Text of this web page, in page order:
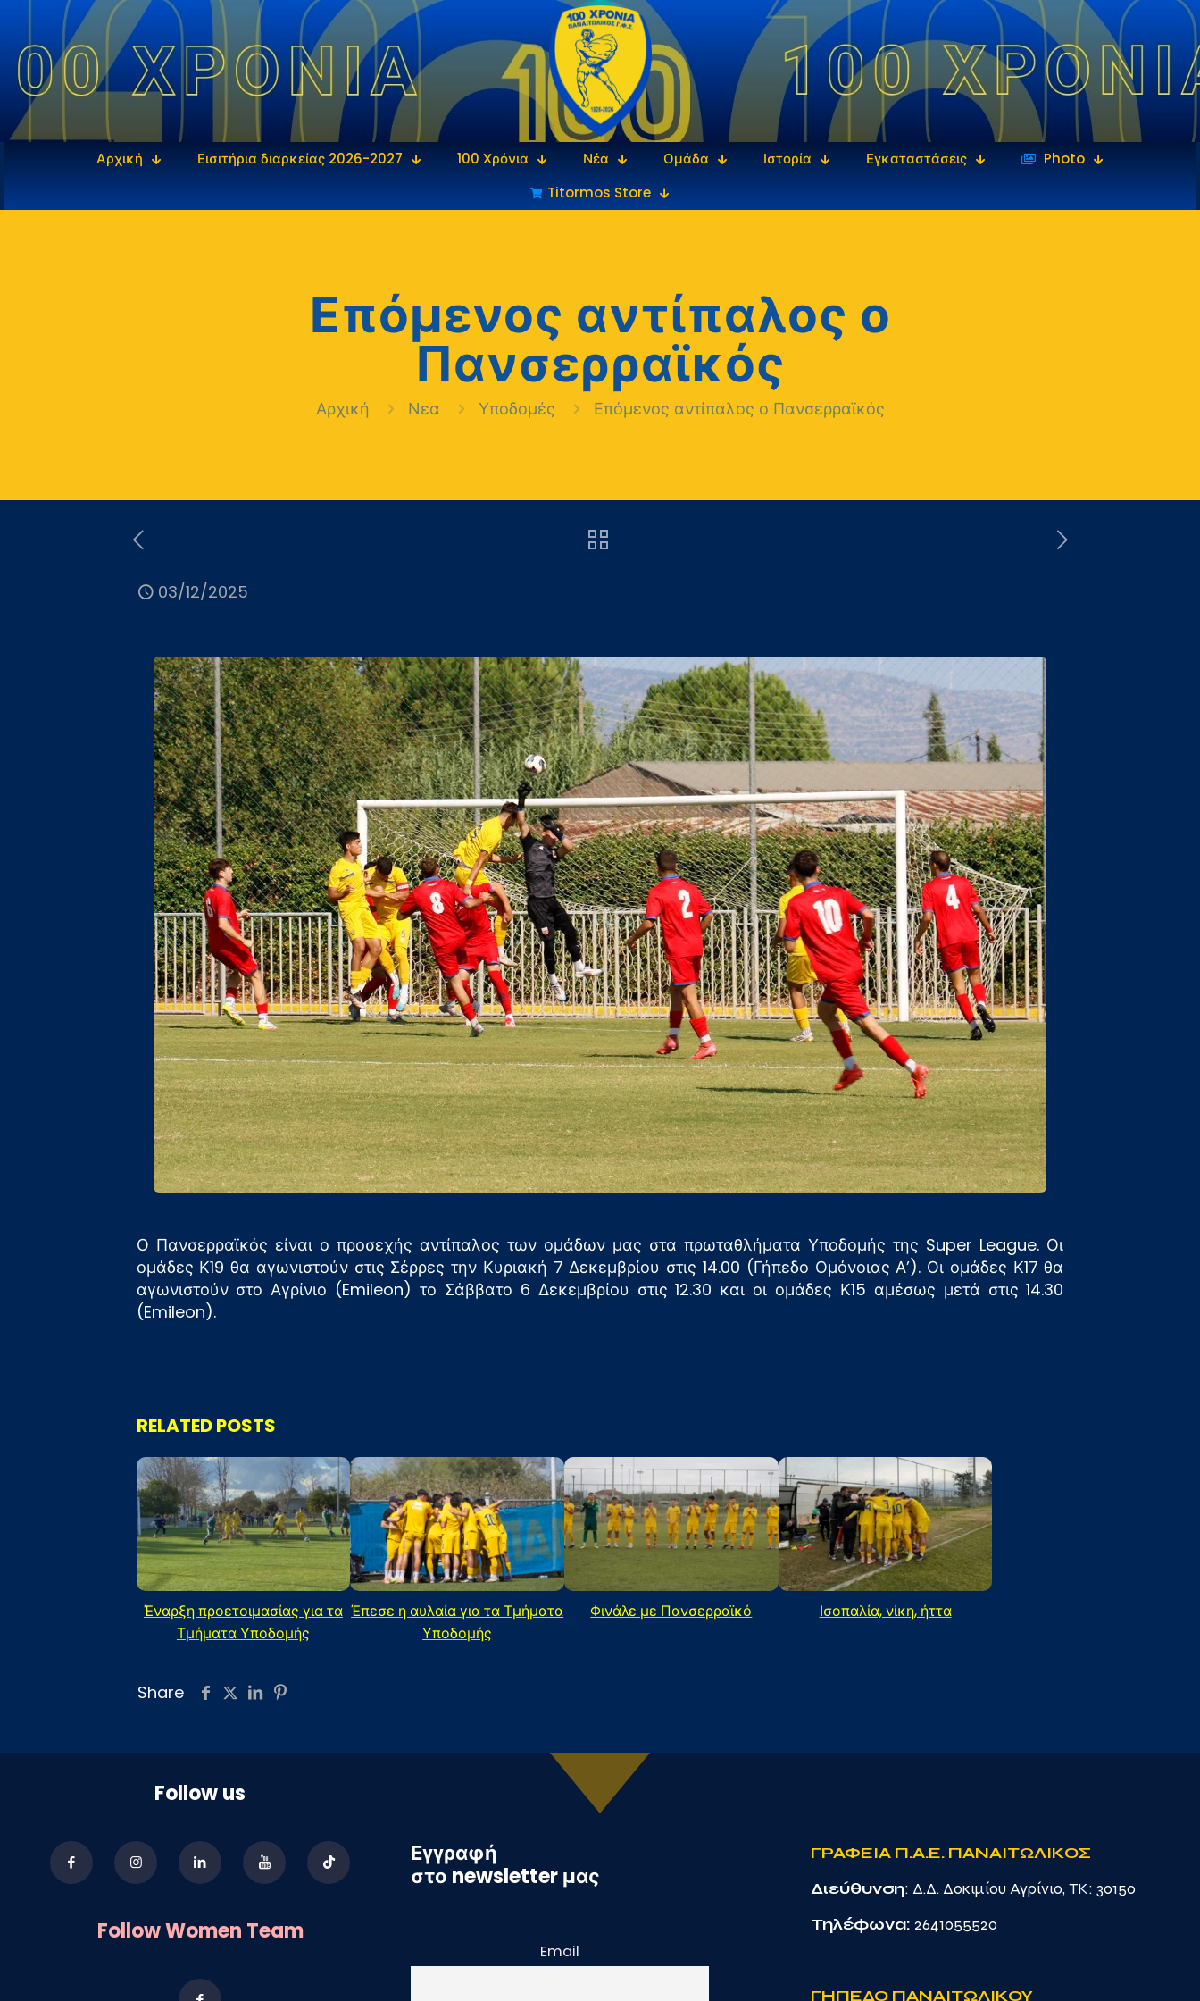
Αρχική Εισιτήρια διαρκείας 2026-2027 100 Χρόνια Νέα Ομάδα Ιστορία Εγκαταστάσεις
‎‏‏‎ ‎Photo
Titormos Store
Επόμενος αντίπαλος ο
Πανσερραϊκός
Αρχική Νεα Υποδομές Επόμενος αντίπαλος ο Πανσερραϊκός
03/12/2025
Ο Πανσερραϊκός είναι ο προσεχής αντίπαλος των ομάδων μας στα πρωταθλήματα Υποδομής της Super League. Οι
ομάδες Κ19 θα αγωνιστούν στις Σέρρες την Κυριακή 7 Δεκεμβρίου στις 14.00 (Γήπεδο Ομόνοιας Α’). Οι ομάδες Κ17 θα
αγωνιστούν στο Αγρίνιο (Emileon) το Σάββατο 6 Δεκεμβρίου στις 12.30 και οι ομάδες Κ15 αμέσως μετά στις 14.30
(Emileon).
RELATED POSTS
Έναρξη προετοιμασίας για τα
Τμήματα Υποδομής
Έπεσε η αυλαία για τα Τμήματα
Υποδομής
Φινάλε με Πανσερραϊκό Ισοπαλία, νίκη, ήττα
Share
Follow us
Follow Women Team
Εγγραφή
στο newsletter μας
Email
ΓΡΑΦΕΙΑ Π.Α.Ε. ΠΑΝΑΙΤΩΛΙΚΟΣ
Διεύθυνση: Δ.Δ. Δοκιμίου Αγρίνιο, TK: 30150
Τηλέφωνα: 2641055520
ΓΗΠΕΔΟ ΠΑΝΑΙΤΩΛΙΚΟΥ